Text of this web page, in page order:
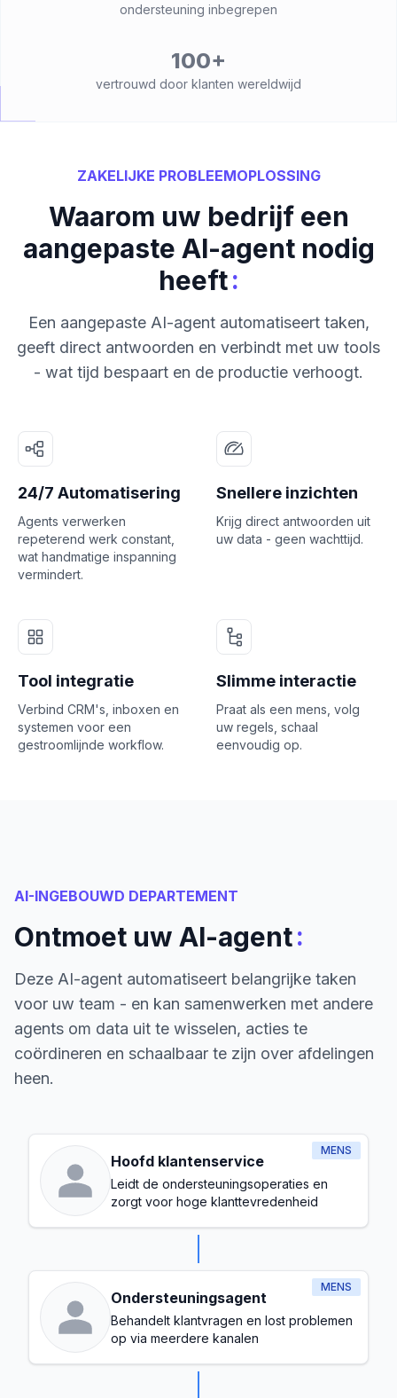
ondersteuning inbegrepen
100+
vertrouwd door klanten wereldwijd
ZAKELIJKE PROBLEEMOPLOSSING
Waarom uw bedrijf een
aangepaste AI-agent nodig
heeft:
Een aangepaste AI-agent automatiseert taken,
geeft direct antwoorden en verbindt met uw tools
- wat tijd bespaart en de productie verhoogt.
24/7 Automatisering
Agents verwerken
repeterend werk constant,
wat handmatige inspanning
vermindert.
Snellere inzichten
Krijg direct antwoorden uit
uw data - geen wachttijd.
Tool integratie
Verbind CRM's, inboxen en
systemen voor een
gestroomlijnde workflow.
Slimme interactie
Praat als een mens, volg
uw regels, schaal
eenvoudig op.
AI-INGEBOUWD DEPARTEMENT
Ontmoet uw AI-agent:
Deze AI-agent automatiseert belangrijke taken
voor uw team - en kan samenwerken met andere
agents om data uit te wisselen, acties te
coördineren en schaalbaar te zijn over afdelingen
heen.
MENS
Hoofd klantenservice
Leidt de ondersteuningsoperaties en
zorgt voor hoge klanttevredenheid
MENS
Ondersteuningsagent
Behandelt klantvragen en lost problemen
op via meerdere kanalen